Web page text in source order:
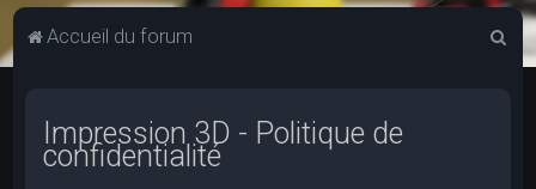
Accueil du forum
Impression 3D - Politique de
confidentialité